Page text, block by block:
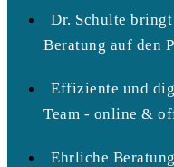
Dr. Schulte
Beratung auf den
Effiziente und
Team - online &
Ehrliche